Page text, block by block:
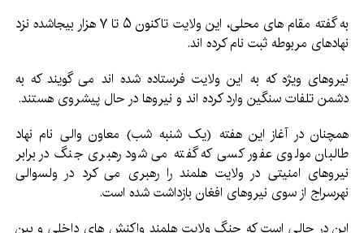
به گفته مقام های محلی، این ولایت تاکنون ۵ تا ۷ هزار بیجاشده نزد
نهادهای مربوطه ثبت نام کرده اند.
نیروهای ویژه که به این ولایت فرستاده شده اند می گویند که به
دشمن تلفات سنگین وارد کرده اند و نیروها در حال پیشروی هستند.
همچنان در آغاز این هفته (یک شنبه شب) معاون والی نام نهاد
طالبان مولوی عفور کسی که گفته می شود رهبری جنگ در برابر
نیروهای امنیتی در ولایت هلمند را رهبری می کرد در ولسوالی
نهرسراج از سوی نیروهای افغان بازداشت شده است.
این در حالی است که جنگ ولایت هلمند واکنش های داخلی و بین